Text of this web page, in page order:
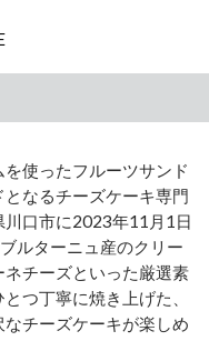
使ったフルーツサンド
なるチーズケーキ専門
川口市に2023年11月1日
ルターニュ産のクリー
チーズといった厳選素
つ丁寧に焼き上げた、
チーズケーキが楽しめ